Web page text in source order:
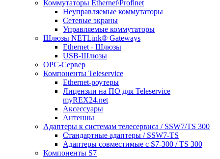
Коммутаторы Ethernet\Profinet
Неуправляемые коммутаторы
Сетевые экраны
Управляемые коммутаторы
Шлюзы NETLink® Gateways
Ethernet - Шлюзы
USB-Шлюзы
ОРС-Сервер
Компоненты Teleservice
Ethernet-роутеры
Лицензии на ПО для Teleservice
myREX24.net
Аксессуары
Антенны
Адаптеры к системам телесервиса / SSW7/TS 300
Стандартные адаптеры / SSW7-TS
Адаптеры совместимые с S7-300 / TS 300
Компоненты S7